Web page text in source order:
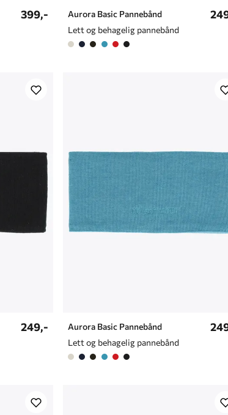
399,-
Aurora Basic Pannebånd
Lett og behagelig pannebånd
249,-
Aurora Basic Pannebånd
Lett og behagelig pannebånd